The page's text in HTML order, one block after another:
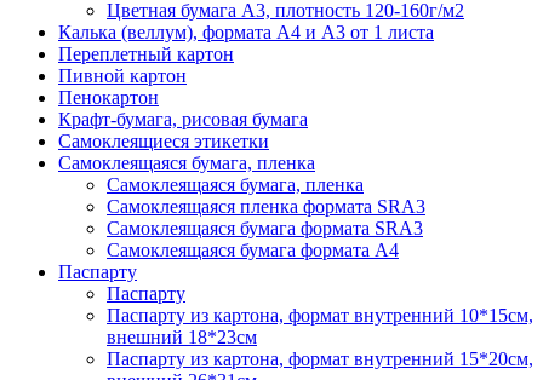
Цветная бумага А3, плотность 120-160г/м2
Калька (веллум), формата А4 и А3 от 1 листа
Переплетный картон
Пивной картон
Пенокартон
Крафт-бумага, рисовая бумага
Самоклеящиеся этикетки
Самоклеящаяся бумага, пленка
Самоклеящаяся бумага, пленка
Самоклеящаяся пленка формата SRА3
Самоклеящаяся бумага формата SRА3
Самоклеящаяся бумага формата А4
Паспарту
Паспарту
Паспарту из картона, формат внутренний 10*15см,
внешний 18*23см
Паспарту из картона, формат внутренний 15*20см,